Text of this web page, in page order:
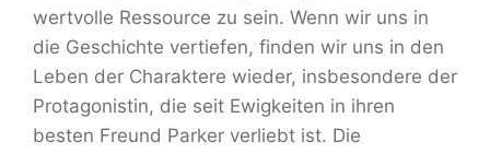
wertvolle Ressource zu sein. Wenn wir uns in
die Geschichte vertiefen, finden wir uns in den
Leben der Charaktere wieder, insbesondere der
Protagonistin, die seit Ewigkeiten in ihren
besten Freund Parker verliebt ist. Die